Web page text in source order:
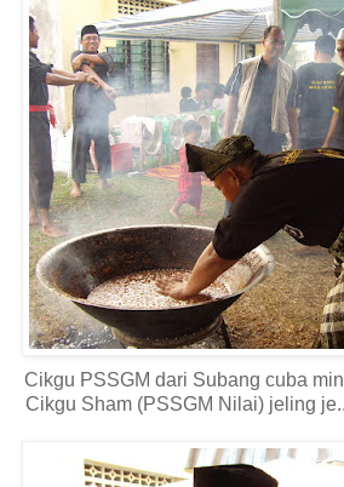
Cikgu PSSGM dari Subang cuba
Cikgu Sham (PSSGM Nilai) jeling